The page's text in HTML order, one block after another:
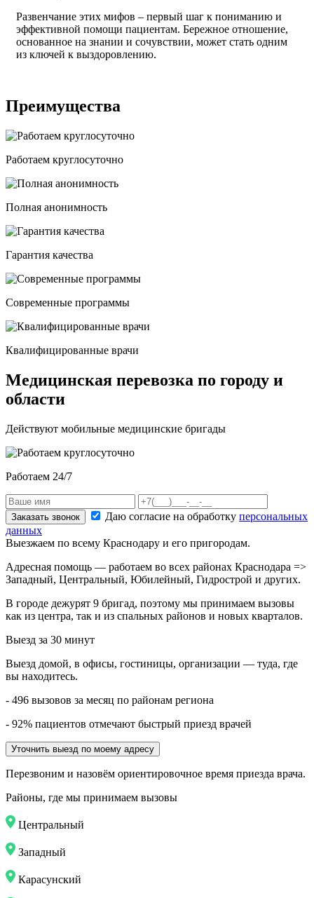
Развенчание этих мифов – первый шаг к пониманию и
эффективной помощи пациентам. Бережное отношение,
основанное на знании и сочувствии, может стать одним
из ключей к выздоровлению.
Преимущества
Работаем круглосуточно
Полная анонимность
Гарантия качества
Современные программы
Квалифицированные врачи
Медицинская перевозка по городу и
области
Действуют мобильные медицинские бригады
Работаем 24/7
Заказать звонок Даю согласие на обработку персональных
данных
Выезжаем по всему Краснодару и его пригородам.
Адресная помощь — работаем во всех районах Краснодара =>
Западный, Центральный, Юбилейный, Гидрострой и других.
В городе дежурят 9 бригад, поэтому мы принимаем вызовы
как из центра, так и из спальных районов и новых кварталов.
Выезд за 30 минут
Выезд домой, в офисы, гостиницы, организации — туда, где
вы находитесь.
- 496 вызовов за месяц по районам региона
- 92% пациентов отмечают быстрый приезд врачей
Уточнить выезд по моему адресу
Перезвоним и назовём ориентировочное время приезда врача.
Районы, где мы принимаем вызовы
Центральный
Западный
Карасунский